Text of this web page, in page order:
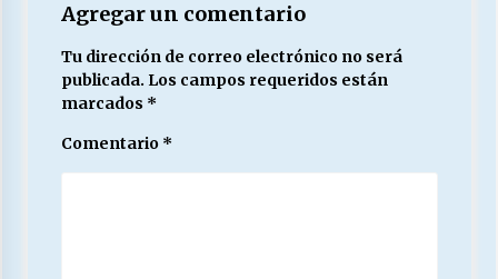
Agregar un comentario
Tu dirección de correo electrónico no será
publicada. Los campos requeridos están
marcados *
Comentario *